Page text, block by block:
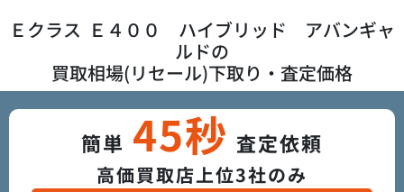
Ｅクラス Ｅ４００ ハイブリッド アバンギャ
ルドの
買取相場(リセール)下取り・査定価格
簡単 45秒 査定依頼
高価買取店上位3社のみ